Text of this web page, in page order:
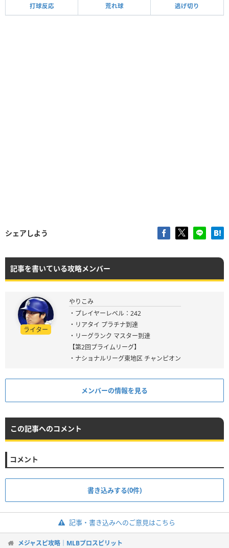
打球反応 荒れ球 逃げ切り
シェアしよう
記事を書いている攻略メンバー
ライター
やりこみ
・プレイヤーレベル：242
・リアタイ プラチナ到達
・リーグランク マスター到達
【第2回プライムリーグ】
・ナショナルリーグ東地区 チャンピオン
メンバーの情報を見る
この記事へのコメント
コメント
書き込みする(0件)
記事・書き込みへのご意見はこちら
メジャスピ攻略｜MLBプロスピリット